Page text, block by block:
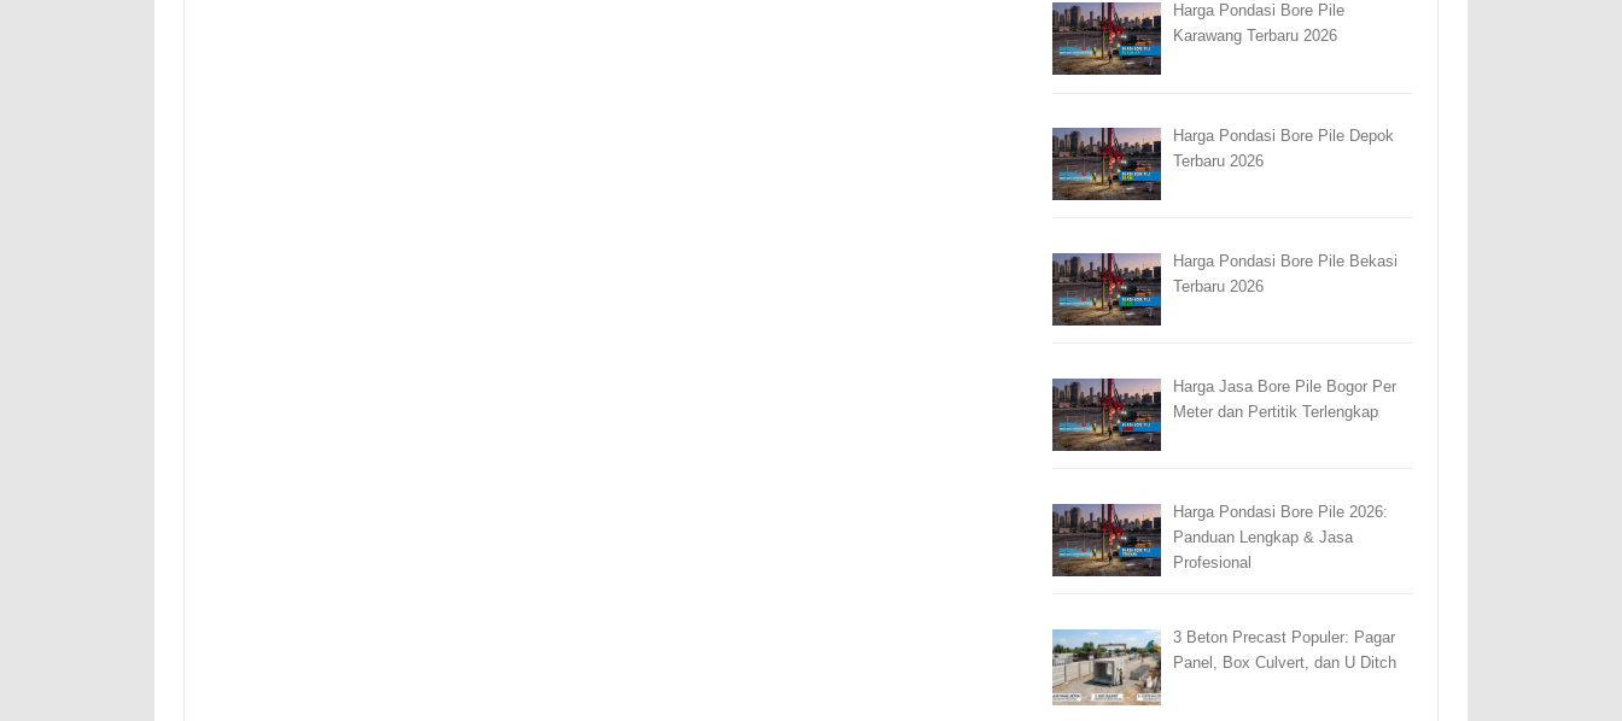
Harga Pondasi Bore Pile
Karawang Terbaru 2026
Harga Pondasi Bore Pile Depok
Terbaru 2026
Harga Pondasi Bore Pile Bekasi
Terbaru 2026
Harga Jasa Bore Pile Bogor Per
Meter dan Pertitik Terlengkap
Harga Pondasi Bore Pile 2026:
Panduan Lengkap & Jasa
Profesional
3 Beton Precast Populer: Pagar
Panel, Box Culvert, dan U Ditch